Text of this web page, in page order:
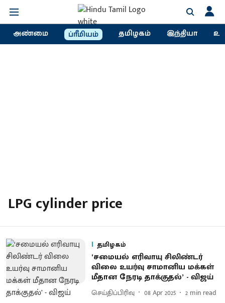
அண்மை ப்ரீமியம் தமிழகம் இந்தியா
LPG cylinder price
தமிழகம்
‘சமையல் எரிவாயு சிலிண்டர்
விலை உயர்வு சாமானிய மக்கள்
மீதான நேரடி தாக்குதல்’ - விஜய்
செய்திப்பிரிவு 08 Apr 2025 2 min read